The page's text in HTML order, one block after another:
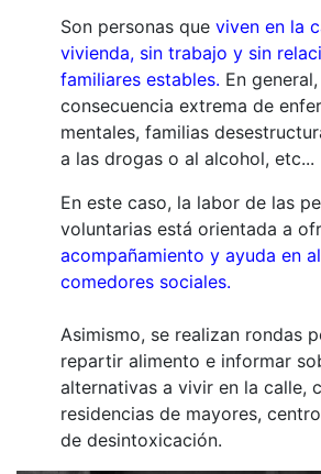
Son personas que viven en la
vivienda, sin trabajo y sin
familiares estables. En
consecuencia extrema de
mentales, familias
a las drogas o al alcohol, etc...
En este caso, la labor de las
voluntarias está orientada a
acompañamiento y ayuda en
comedores sociales.
Asimismo, se realizan rondas
repartir alimento e informar
alternativas a vivir en la calle,
residencias de mayores,
de desintoxicación.